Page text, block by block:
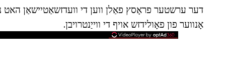
דער ערשטער פראָסץ פאַלן ווען די וועדזשאַטיישאַן האט
אָנווער פון פאָולידזש אויף די ווייַנטרויבן.